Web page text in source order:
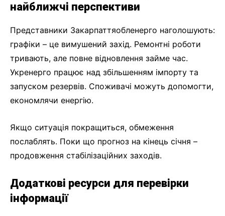
найближчі перспективи
Представники Закарпаттяобленерго наголошують:
графіки – це вимушений захід. Ремонтні роботи
тривають, але повне відновлення займе час.
Укренерго працює над збільшенням імпорту та
запуском резервів. Споживачі можуть допомогти,
економлячи енергію.
Якщо ситуація покращиться, обмеження
послаблять. Поки що прогноз на кінець січня –
продовження стабілізаційних заходів.
Додаткові ресурси для перевірки
інформації